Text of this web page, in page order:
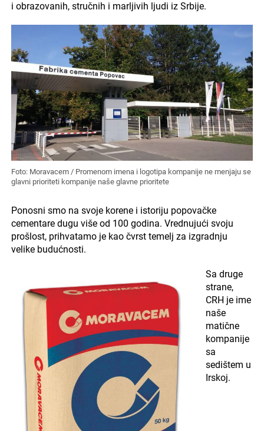
i obrazovanih, stručnih i marljivih ljudi iz Srbije.
Foto: Moravacem / Promenom imena i logotipa kompanije ne menjaju se
glavni prioriteti kompanije naše glavne prioritete
Ponosni smo na svoje korene i istoriju popovačke
cementare dugu više od 100 godina. Vrednujući svoju
prošlost, prihvatamo je kao čvrst temelj za izgradnju
velike budućnosti.
Sa druge
strane,
CRH je ime
naše
matične
kompanije
sa
sedištem u
Irskoj.